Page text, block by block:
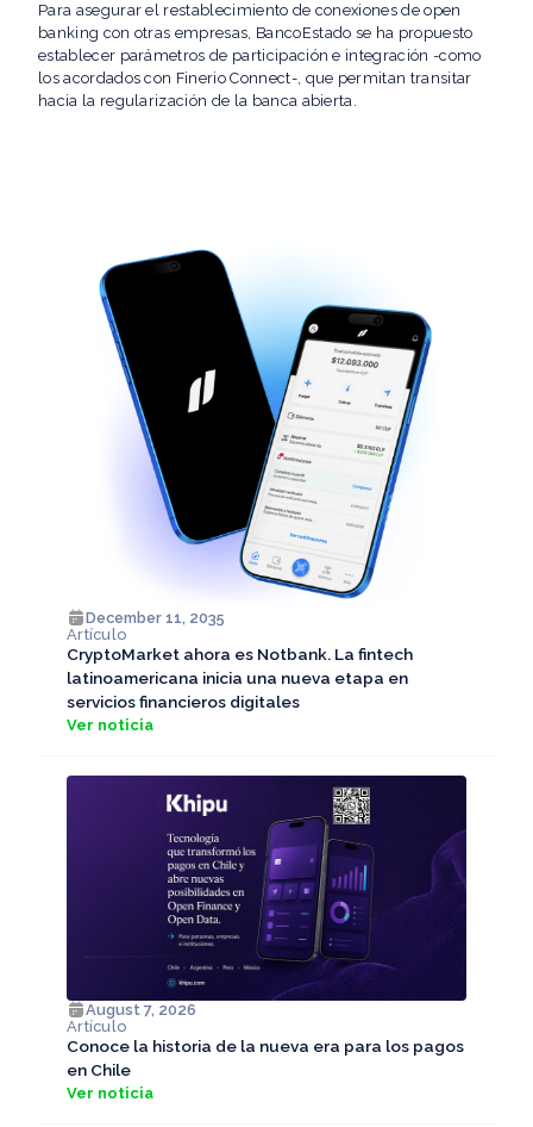
Para asegurar el restablecimiento de conexiones de open
banking con otras empresas, BancoEstado se ha propuesto
establecer parámetros de participación e integración -como
los acordados con Finerio Connect-, que permitan transitar
hacia la regularización de la banca abierta.
December 11, 2035
Artículo
CryptoMarket ahora es Notbank. La fintech
latinoamericana inicia una nueva etapa en
servicios financieros digitales
Ver noticia
August 7, 2026
Artículo
Conoce la historia de la nueva era para los pagos
en Chile
Ver noticia